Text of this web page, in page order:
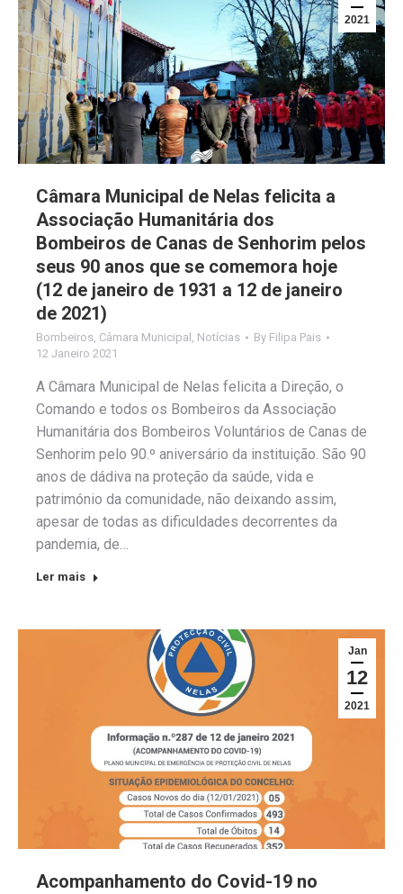
2021
Câmara Municipal de Nelas felicita a
Associação Humanitária dos
Bombeiros de Canas de Senhorim pelos
seus 90 anos que se comemora hoje
(12 de janeiro de 1931 a 12 de janeiro
de 2021)
Bombeiros Câmara Municipal Notícias By Filipa Pais
12 Janeiro 2021
A Câmara Municipal de Nelas felicita a Direção, o
Comando e todos os Bombeiros da Associação
Humanitária dos Bombeiros Voluntários de Canas de
Senhorim pelo 90.º aniversário da instituição. São 90
anos de dádiva na proteção da saúde, vida e
património da comunidade, não deixando assim,
apesar de todas as dificuldades decorrentes da
pandemia, de…
Ler mais
Jan
12
2021
Acompanhamento do Covid-19 no